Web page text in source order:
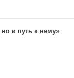
но и путь к нему»